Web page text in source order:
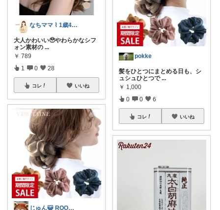
なちママ ⌇ 1歳4歳ママ
大人かわいい🥹やわらかなシフ
ォン素材︎︎の ...
￥ 789
1 0 28
コレ いいね
じゅん😺 ROOM💖🎵
pokke
髪をひとつにまとめる日も、シ
ュシュひとつで ...
￥ 1,000
0 0 6
コレ いいね